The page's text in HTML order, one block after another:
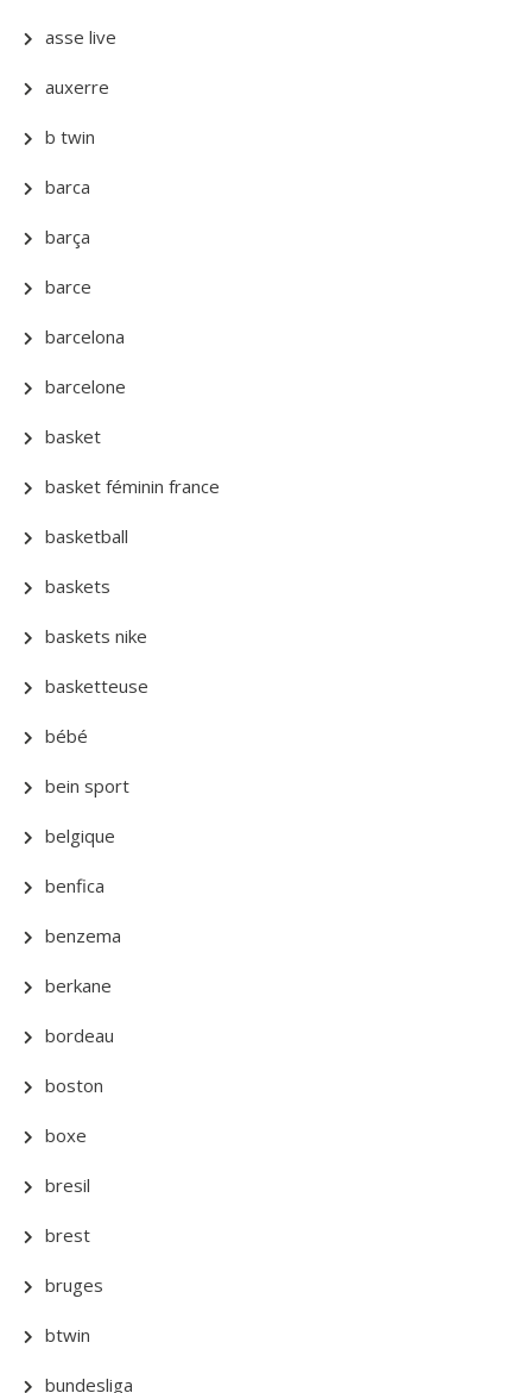
asse live
auxerre
b twin
barca
barça
barce
barcelona
barcelone
basket
basket féminin france
basketball
baskets
baskets nike
basketteuse
bébé
bein sport
belgique
benfica
benzema
berkane
bordeau
boston
boxe
bresil
brest
bruges
btwin
bundesliga